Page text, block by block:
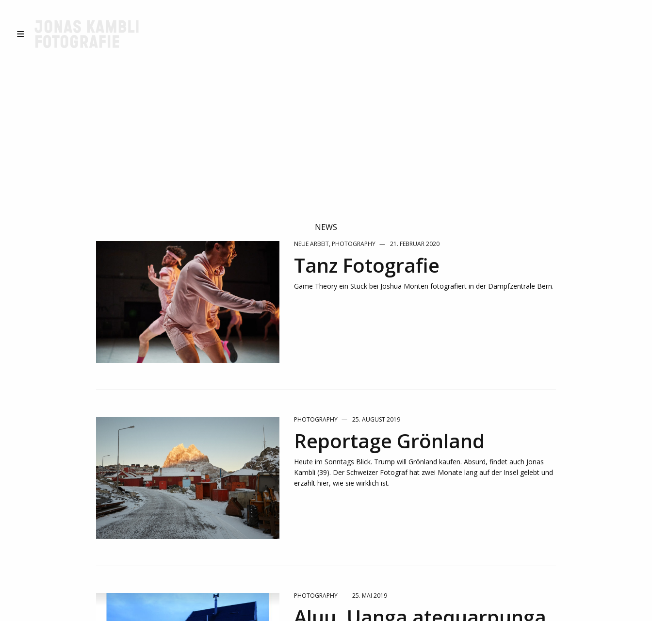
NEWS
NEUE ARBEIT, PHOTOGRAPHY 21. FEBRUAR 2020
Tanz Fotografie
Game Theory ein Stück bei Joshua Monten fotografiert in der Dampfzentrale Bern.
PHOTOGRAPHY 25. AUGUST 2019
Reportage Grönland
Heute im Sonntags Blick. Trump will Grönland kaufen. Absurd, findet auch Jonas
Kambli (39). Der Schweizer Fotograf hat zwei Monate lang auf der Insel gelebt und
erzählt hier, wie sie wirklich ist.
PHOTOGRAPHY 25. MAI 2019